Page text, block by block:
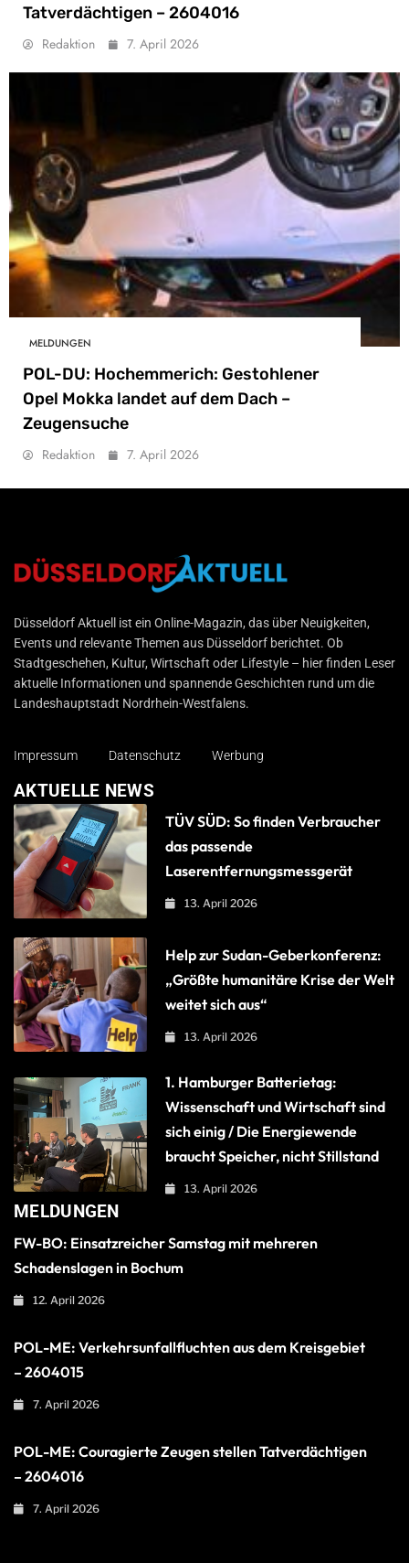
Tatverdächtigen – 2604016
Redaktion 7. April 2026
MELDUNGEN
POL-DU: Hochemmerich: Gestohlener
Opel Mokka landet auf dem Dach –
Zeugensuche
Redaktion 7. April 2026
Düsseldorf Aktuell
Düsseldorf Aktuell ist ein Online-Magazin, das über Neuigkeiten,
Events und relevante Themen aus Düsseldorf berichtet. Ob
Stadtgeschehen, Kultur, Wirtschaft oder Lifestyle – hier finden Leser
aktuelle Informationen und spannende Geschichten rund um die
Landeshauptstadt Nordrhein-Westfalens.
Impressum Datenschutz Werbung
AKTUELLE NEWS
TÜV SÜD: So finden Verbraucher
das passende
Laserentfernungsmessgerät
13. April 2026
Help zur Sudan-Geberkonferenz:
„Größte humanitäre Krise der Welt
weitet sich aus“
13. April 2026
1. Hamburger Batterietag:
Wissenschaft und Wirtschaft sind
sich einig / Die Energiewende
braucht Speicher, nicht Stillstand
13. April 2026
MELDUNGEN
FW-BO: Einsatzreicher Samstag mit mehreren
Schadenslagen in Bochum
12. April 2026
POL-ME: Verkehrsunfallfluchten aus dem Kreisgebiet
– 2604015
7. April 2026
POL-ME: Couragierte Zeugen stellen Tatverdächtigen
– 2604016
7. April 2026